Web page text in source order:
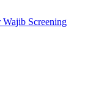
Screening